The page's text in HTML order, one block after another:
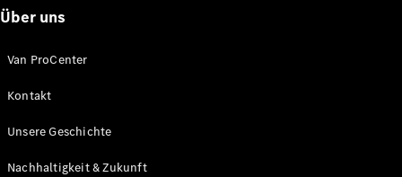
Über uns
Van ProCenter
Kontakt
Unsere Geschichte
Nachhaltigkeit & Zukunft